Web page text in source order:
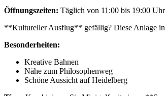
Öffnungszeiten: Täglich von 11:00 bis 19:00 Uhr
**Kultureller Ausflug** gefällig? Diese Anlage in
Besonderheiten:
Kreative Bahnen
Nähe zum Philosophenweg
Schöne Aussicht auf Heidelberg